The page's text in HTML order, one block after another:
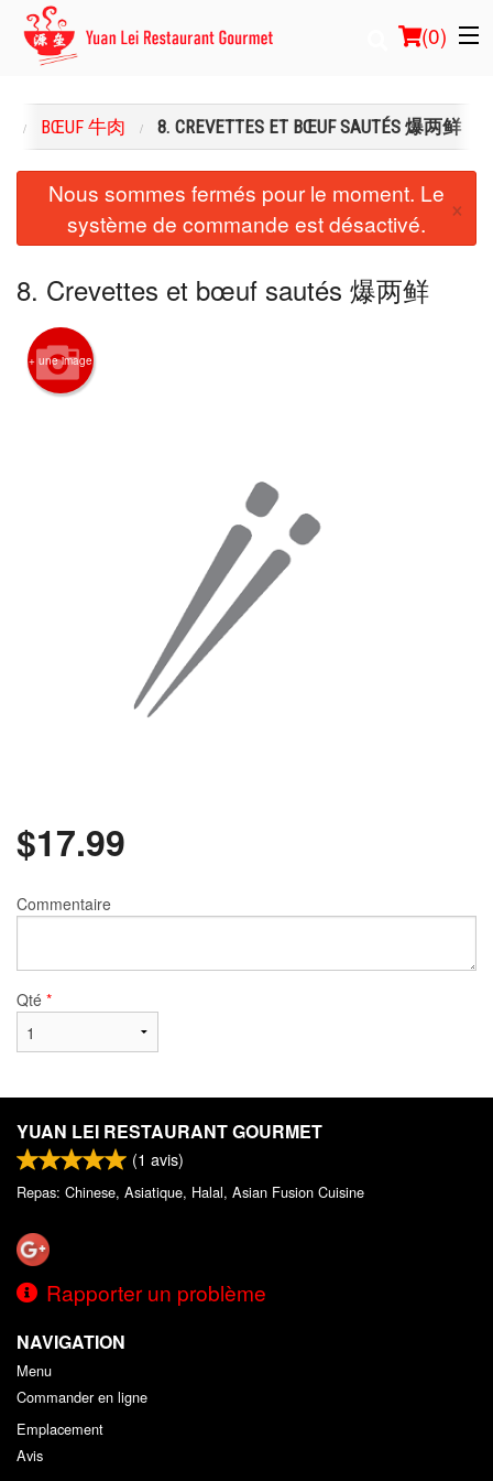
(0)
Commander en ligne
Emplacement
Connection
Inscription
BŒUF 牛肉 8. CREVETTES ET BŒUF SAUTÉS 爆两鲜
Nous sommes fermés pour le moment. Le
système de commande est désactivé.
×
8. Crevettes et bœuf sautés 爆两鲜
+ une image
$17.99
Commentaire
Qté *
YUAN LEI RESTAURANT GOURMET
(1 avis)
Repas: Chinese, Asiatique, Halal, Asian Fusion Cuisine
Rapporter un problème
NAVIGATION
Menu
Commander en ligne
Emplacement
Avis